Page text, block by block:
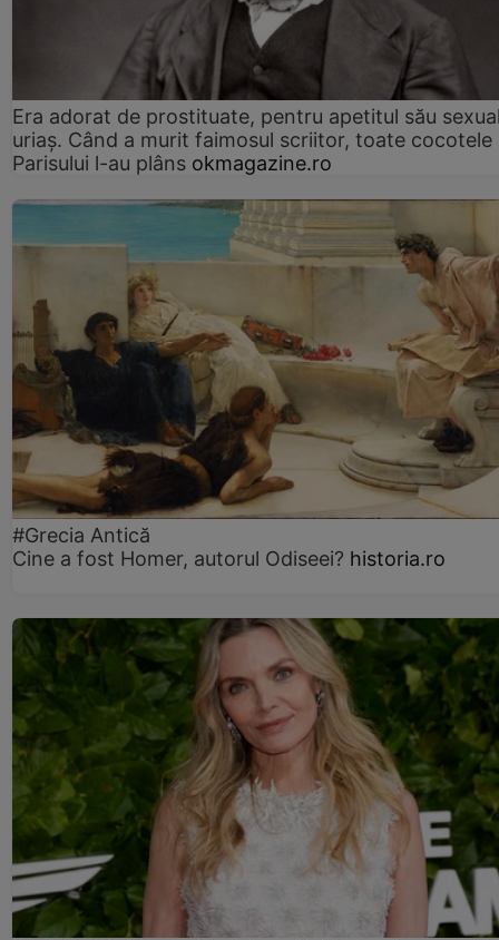
Era adorat de prostituate, pentru apetitul său
uriaș. Când a murit faimosul scriitor, toate cocotele
Parisului l-au plâns okmagazine.ro
#Grecia Antică
Cine a fost Homer, autorul Odiseei? historia.ro